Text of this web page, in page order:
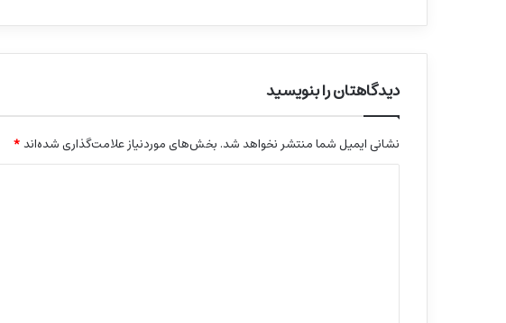
دیدگاهتان را بنویسید
نشانی ایمیل شما منتشر نخواهد شد. بخش‌های موردنیاز علامت‌گذاری شده‌اند*